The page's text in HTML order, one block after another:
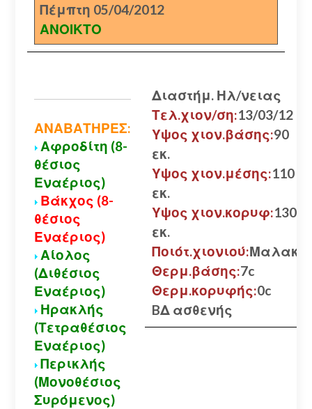
Πέμπτη 05/04/2012
ΑΝΟΙΚΤΟ
ΑΝΑΒΑΤΗΡΕΣ:
Αφροδίτη (8-
θέσιος
Εναέριος)
Βάκχος (8-
θέσιος
Εναέριος)
Αίολος
(Διθέσιος
Εναέριος)
Ηρακλής
(Τετραθέσιος
Εναέριος)
Περικλής
(Μονοθέσιος
Συρόμενος)
Διαστήμ. Ηλ/νειας
Τελ.χιον/ση:13/03/12
Υψος χιον.βάσης:90
εκ.
Υψος χιον.μέσης:110
εκ.
Υψος χιον.κορυφ:130
εκ.
Ποιότ.χιονιού:Μαλακό
Θερμ.βάσης:7c
Θερμ.κορυφής:0c
BΔ ασθενής